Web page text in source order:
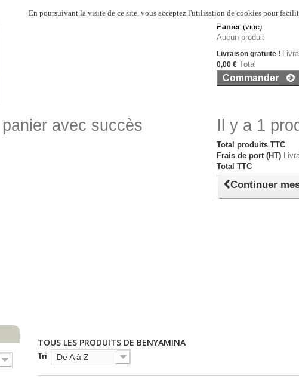
Panier (vide)
Aucun produit
Livraison gratuite !
0,00 € Total
Commander
avec succès Il y a 1
Total produits TTC
Frais de port (HT)
Total TTC
Continuer
TOUS LES PRODUITS DE BENYAMINA
Tri De A à Z
En poursuivant la visite de ce site, vous acceptez l'utilisation de cookies pour